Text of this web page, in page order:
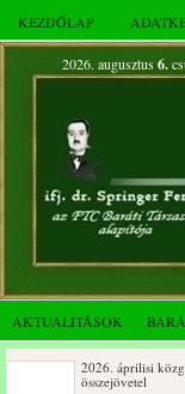
KEZDŐLAP
2026. augusztus 6.
AKTUALITÁSOK
2026. áprilisi közgyűlés és